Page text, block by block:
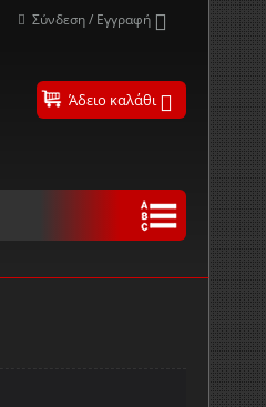
Σύνδεση / Εγγραφή
Άδειο καλάθι